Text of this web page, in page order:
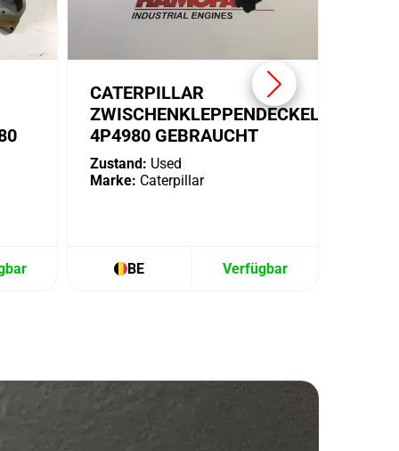
CATERPILLAR
ZWISCHENKLEPPENDECKEL
4P4980 GEBRAUCHT
Zustand: Used
Marke: Caterpillar
BE Verfügbar